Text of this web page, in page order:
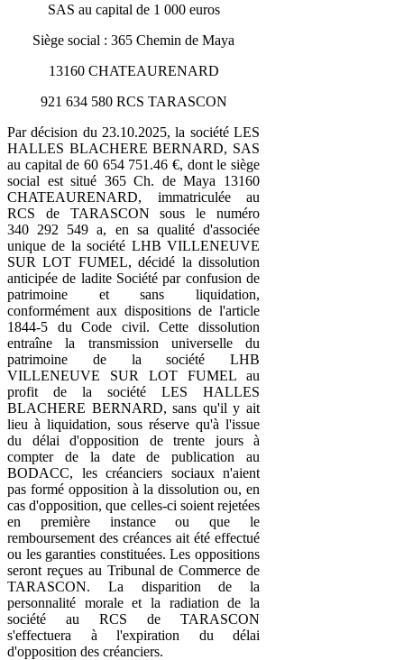
SAS au capital de 1 000 euros
Siège social : 365 Chemin de Maya
13160 CHATEAURENARD
921 634 580 RCS TARASCON
Par décision du 23.10.2025, la société LES
HALLES BLACHERE BERNARD, SAS
au capital de 60 654 751.46 €, dont le siège
social est situé 365 Ch. de Maya 13160
CHATEAURENARD, immatriculée au
RCS de TARASCON sous le numéro
340 292 549 a, en sa qualité d'associée
unique de la société LHB VILLENEUVE
SUR LOT FUMEL, décidé la dissolution
anticipée de ladite Société par confusion de
patrimoine et sans liquidation,
conformément aux dispositions de l'article
1844-5 du Code civil. Cette dissolution
entraîne la transmission universelle du
patrimoine de la société LHB
VILLENEUVE SUR LOT FUMEL au
profit de la société LES HALLES
BLACHERE BERNARD, sans qu'il y ait
lieu à liquidation, sous réserve qu'à l'issue
du délai d'opposition de trente jours à
compter de la date de publication au
BODACC, les créanciers sociaux n'aient
pas formé opposition à la dissolution ou, en
cas d'opposition, que celles-ci soient rejetées
en première instance ou que le
remboursement des créances ait été effectué
ou les garanties constituées. Les oppositions
seront reçues au Tribunal de Commerce de
TARASCON. La disparition de la
personnalité morale et la radiation de la
société au RCS de TARASCON
s'effectuera à l'expiration du délai
d'opposition des créanciers.